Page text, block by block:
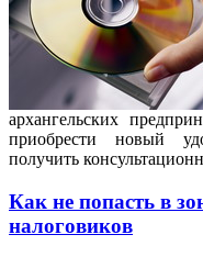
архангельских
приобрести новый
получить
Как не попасть в
налоговиков